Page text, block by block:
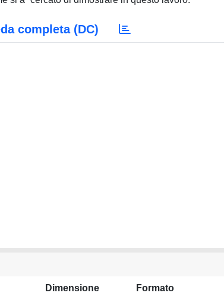
completa (DC)
Dimensione Formato